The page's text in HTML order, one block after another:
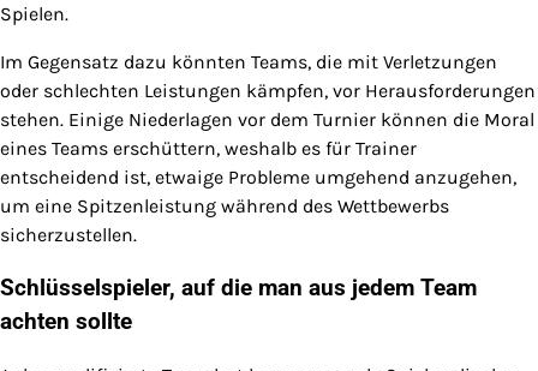
Spielen.
Im Gegensatz dazu könnten Teams, die mit Verletzungen
oder schlechten Leistungen kämpfen, vor Herausforderungen
stehen. Einige Niederlagen vor dem Turnier können die Moral
eines Teams erschüttern, weshalb es für Trainer
entscheidend ist, etwaige Probleme umgehend anzugehen,
um eine Spitzenleistung während des Wettbewerbs
sicherzustellen.
Schlüsselspieler, auf die man aus jedem Team
achten sollte